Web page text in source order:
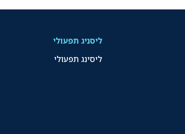
ליסניג תפעולי
ליסינג תפעולי